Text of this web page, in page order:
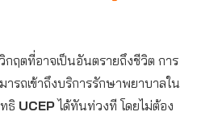
กฤตที่อาจเป็นอันตรายถึงชีวิต การ
ารถเข้าถึงบริการรักษาพยาบาลใน
ธิ UCEPได้ทันท่วงที โดยไม่ต้อง